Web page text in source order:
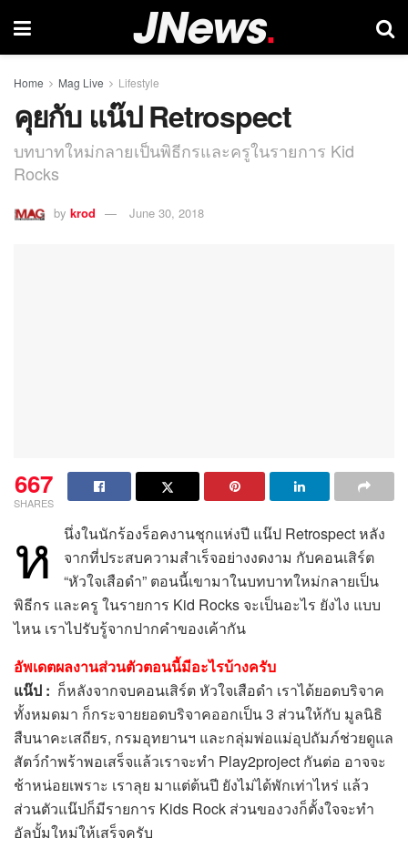
Home Mag Live Lifestyle
คุยกับ แน๊ป Retrospect
บทบาทใหม่กลายเป็นพิธีกรและครูในรายการ Kid
Rocks
by krod June 30, 2018
667
SHARES
ห
นึ่งในนักร้องร็อคงานชุกแห่งปี แน๊ป Retrospect หลัง
จากที่ประสบความสำเร็จอย่างงดงาม กับคอนเสิร์ต
“หัวใจเสือดำ” ตอนนี้เขามาในบทบาทใหม่กลายเป็น
พิธีกร และครู ในรายการ Kid Rocks จะเป็นอะไร ยังไง แบบ
ไหน เราไปรับรู้จากปากคำของเค้ากัน
อัพเดตผลงานส่วนตัวตอนนี้มีอะไรบ้างครับ
แน๊ป : ก็หลังจากจบคอนเสิร์ต หัวใจเสือดำ เราได้ยอดบริจาค
ทั้งหมดมา ก็กระจายยอดบริจาคออกเป็น 3 ส่วนให้กับ มูลนิธิ
สืบนาคะเสถียร, กรมอุทยานฯ และกลุ่มพ่อแม่อุปถัมภ์ช่วยดูแล
สัตว์กำพร้าพอเสร็จแล้วเราจะทำ Play2project กันต่อ อาจจะ
ช้าหน่อยเพราะ เราลุย มาแต่ต้นปี ยังไม่ได้พักเท่าไหร่ แล้ว
ส่วนตัวแน๊ปก็มีรายการ Kids Rock ส่วนของวงก็ตั้งใจจะทำ
อัลบั้มใหม่ให้เสร็จครับ